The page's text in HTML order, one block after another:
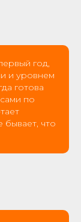
год,
и уровнем
готова
по
бывает, что